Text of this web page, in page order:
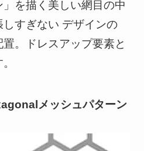
を描く美しい網目の中
すぎない デザインの
置。ドレスアップ要素と
メッシュパターン